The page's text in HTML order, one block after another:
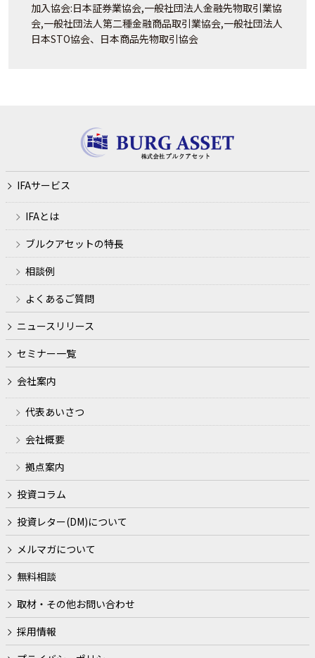
加入協会:日本証券業協会,一般社団法人金融先物取引業協
会,一般社団法人第二種金融商品取引業協会,一般社団法人
日本STO協会、日本商品先物取引協会
IFAサービス
IFAとは
ブルクアセットの特長
相談例
よくあるご質問
ニュースリリース
セミナー一覧
会社案内
代表あいさつ
会社概要
拠点案内
投資コラム
投資レター(DM)について
メルマガについて
無料相談
取材・その他お問い合わせ
採用情報